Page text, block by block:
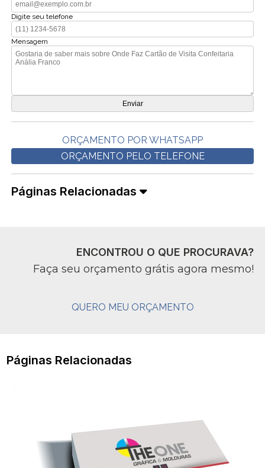
Digite seu telefone
Mensagem
ORÇAMENTO POR WHATSAPP
ORÇAMENTO PELO TELEFONE
Páginas Relacionadas
ENCONTROU O QUE PROCURAVA?
Faça seu orçamento grátis agora mesmo!
QUERO MEU ORÇAMENTO
Páginas Relacionadas